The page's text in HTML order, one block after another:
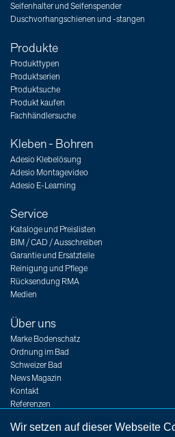
Seifenhalter und Seifenspender
Duschvorhangschienen und -stangen
Produkte
Produkttypen
Produktserien
Produktsuche
Produkt kaufen
Fachhändlersuche
Kleben - Bohren
Adesio Klebelösung
Adesio Montagevideo
Adesio E-Learning
Service
Kataloge und Preislisten
BIM / CAD / Ausschreiben
Garantie und Ersatzteile
Reinigung und Pflege
Rücksendung RMA
Medien
Über uns
Marke Bodenschatz
Ordnung im Bad
Schweizer Bad
News Magazin
Kontakt
Referenzen
Jobs
Wir setzen auf dieser Webseite